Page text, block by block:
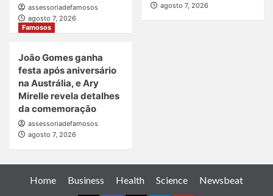
assessoriadefamosos
agosto 7, 2026
agosto 7, 2026
Famosos
João Gomes ganha
festa após aniversário
na Austrália, e Ary
Mirelle revela detalhes
da comemoração
assessoriadefamosos
agosto 7, 2026
Home Business Health Science Newsbeat